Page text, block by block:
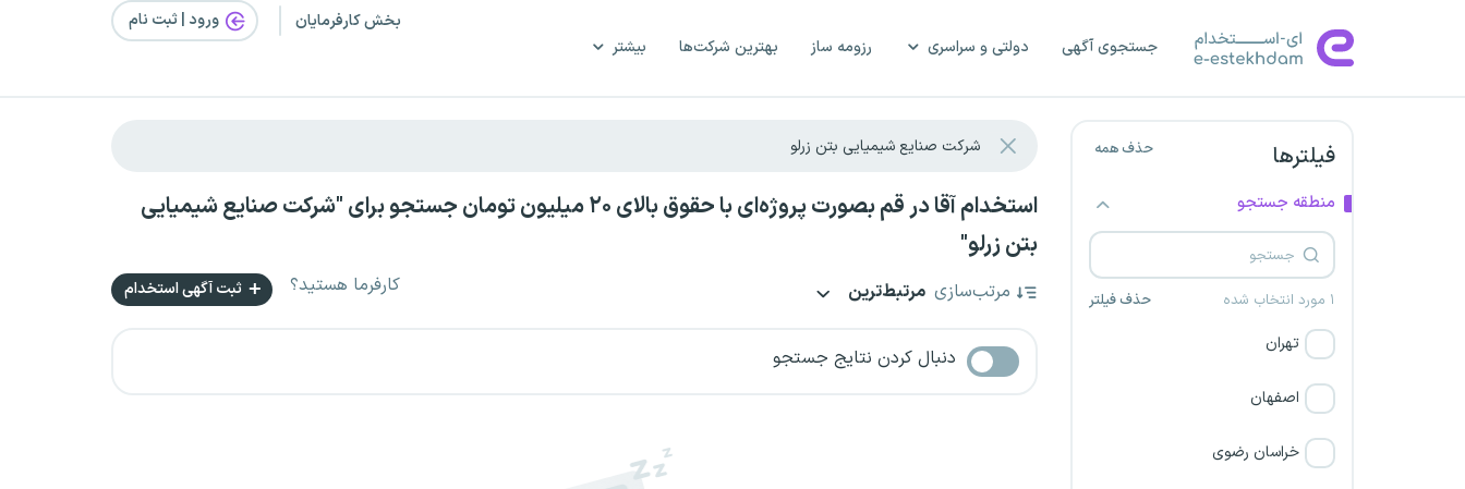
جستجوی آگهی دولتی و سراسری رزومه ساز بهترین شرکت‌ها بیشتر
بخش کارفرمایان ورود | ثبت‌ نام
فیلترها حذف همه
منطقه جستجو
۱ مورد انتخاب شده حذف فیلتر
تهران
اصفهان
خراسان رضوی
استخدام آقا در قم بصورت پروژه‌ای با حقوق بالای ۲۰ میلیون تومان جستجو برای "شرکت صنایع شیمیایی
بتن زرلو"
مرتب‌سازی مرتبط‌ترین کارفرما هستید؟ ثبت آگهی استخدام
دنبال کردن نتایج جستجو